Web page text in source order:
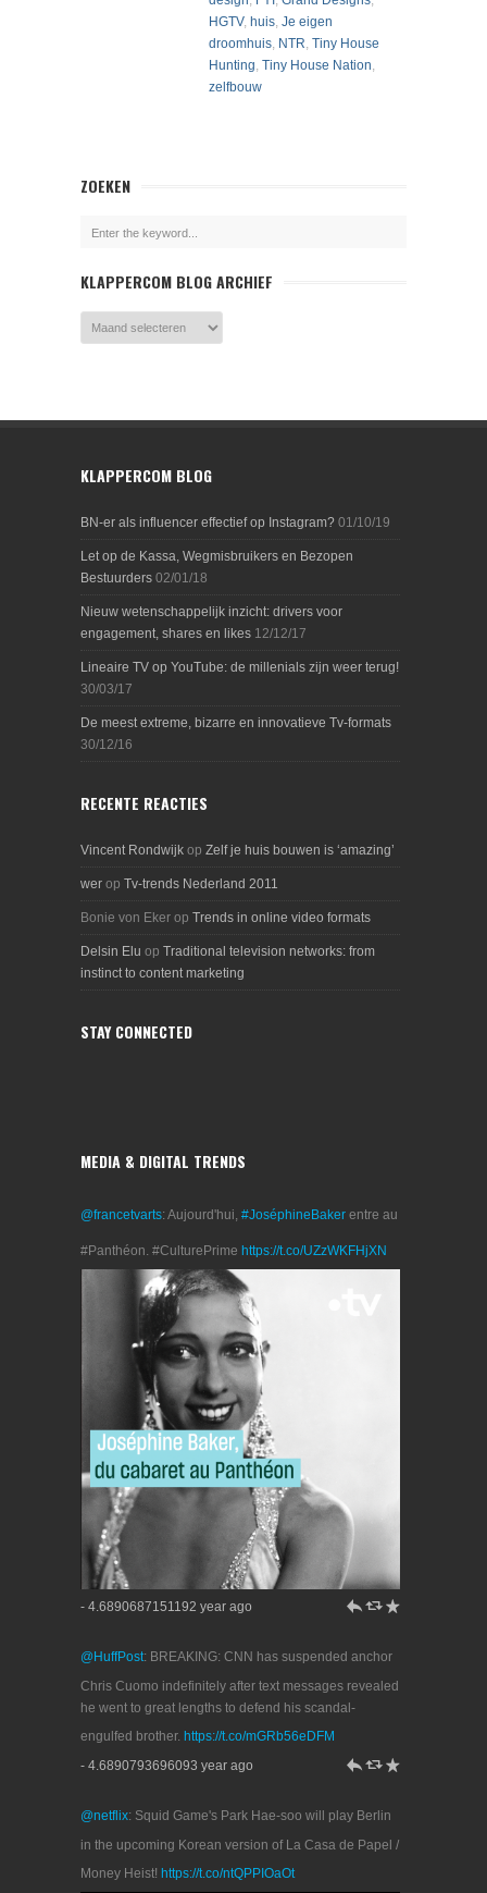
HGTV, huis, Je eigen
droomhuis, NTR, Tiny House
Hunting, Tiny House Nation,
zelfbouw
ZOEKEN
KLAPPERCOM BLOG ARCHIEF
KLAPPERCOM BLOG
BN-er als influencer effectief op Instagram? 01/10/19
Let op de Kassa, Wegmisbruikers en Bezopen
Bestuurders 02/01/18
Nieuw wetenschappelijk inzicht: drivers voor
engagement, shares en likes 12/12/17
Lineaire TV op YouTube: de millenials zijn weer terug!
30/03/17
De meest extreme, bizarre en innovatieve Tv-formats
30/12/16
RECENTE REACTIES
Vincent Rondwijk op Zelf je huis bouwen is ‘amazing’
wer op Tv-trends Nederland 2011
Bonie von Eker op Trends in online video formats
Delsin Elu op Traditional television networks: from
instinct to content marketing
STAY CONNECTED
MEDIA & DIGITAL TRENDS
@francetvarts: Aujourd'hui, #JoséphineBaker entre au
#Panthéon. #CulturePrime https://t.co/UZzWKFHjXN
- 4.6890687151192 year ago h J R
@HuffPost: BREAKING: CNN has suspended anchor
Chris Cuomo indefinitely after text messages revealed
he went to great lengths to defend his scandal-
engulfed brother. https://t.co/mGRb56eDFM
- 4.6890793696093 year ago
h J R
@netflix: Squid Game's Park Hae-soo will play Berlin
in the upcoming Korean version of La Casa de Papel /
Money Heist! https://t.co/ntQPPIOaOt